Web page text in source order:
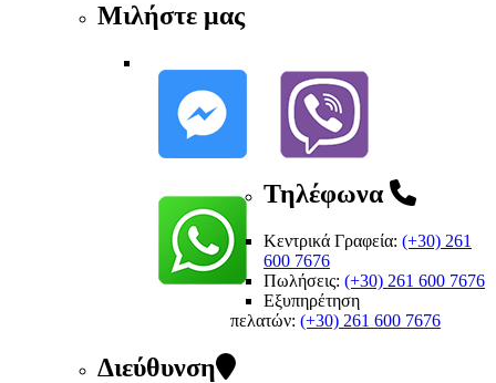
Μιλήστε μας
Τηλέφωνα
Κεντρικά Γραφεία: (+30) 261
600 7676
Πωλήσεις: (+30) 261 600 7676
Εξυπηρέτηση
πελατών: (+30) 261 600 7676
Διεύθυνση